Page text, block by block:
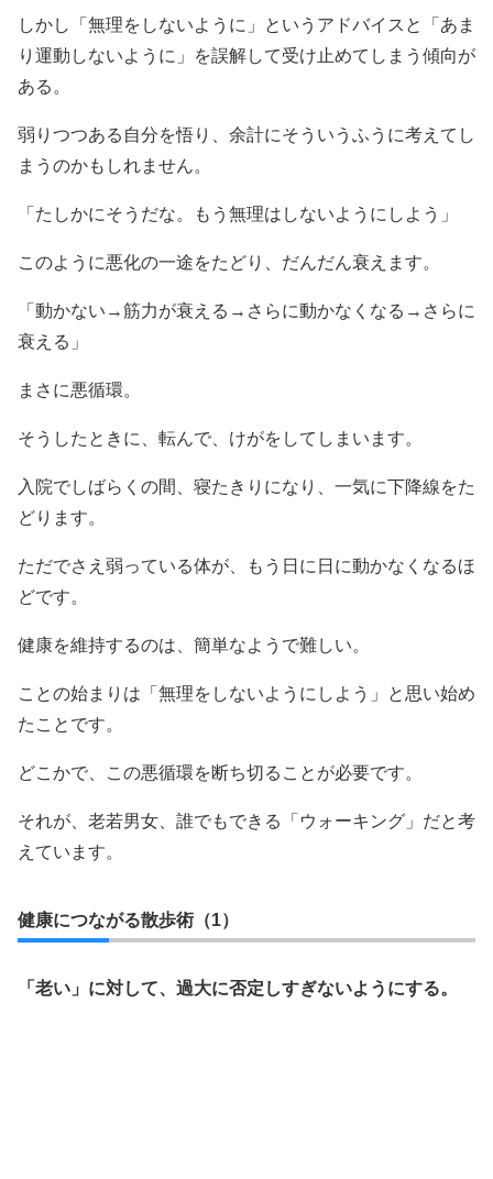
しかし「無理をしないように」というアドバイスと「あま
り運動しないように」を誤解して受け止めてしまう傾向が
ある。
弱りつつある自分を悟り、余計にそういうふうに考えてし
まうのかもしれません。
「たしかにそうだな。もう無理はしないようにしよう」
このように悪化の一途をたどり、だんだん衰えます。
「動かない→筋力が衰える→さらに動かなくなる→さらに
衰える」
まさに悪循環。
そうしたときに、転んで、けがをしてしまいます。
入院でしばらくの間、寝たきりになり、一気に下降線をた
どります。
ただでさえ弱っている体が、もう日に日に動かなくなるほ
どです。
健康を維持するのは、簡単なようで難しい。
ことの始まりは「無理をしないようにしよう」と思い始め
たことです。
どこかで、この悪循環を断ち切ることが必要です。
それが、老若男女、誰でもできる「ウォーキング」だと考
えています。
健康につながる散歩術（1）
「老い」に対して、過大に否定しすぎないようにする。